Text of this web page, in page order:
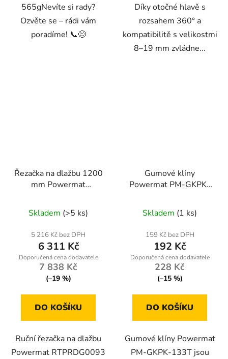
565gNevíte si rady?
Ozvěte se – rádi vám
poradíme! 📞😊
Díky otočné hlavě s
rozsahem 360° a
kompatibilitě s velikostmi
8–19 mm zvládne...
Řezačka na dlažbu 1200
mm Powermat
Skladem (>5 ks)
5 216 Kč bez DPH
6 311 Kč
7 838 Kč
(–19 %)
DO KOŠÍKU
Ruční řezačka na dlažbu
Powermat RTPRDG0093
Gumové klíny
Powermat PM-GKPK-
Skladem (1 ks)
159 Kč bez DPH
192 Kč
228 Kč
(–15 %)
DO KOŠÍKU
Gumové klíny Powermat
PM-GKPK-133T jsou